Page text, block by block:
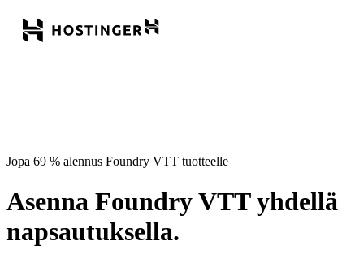
Jopa 69 % alennus Foundry VTT tuotteelle
Asenna Foundry VTT yhdellä
napsautuksella.